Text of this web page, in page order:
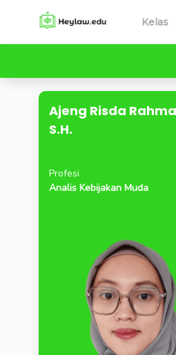
Kelas
Ajeng
Ajeng Risda
S.H.
Profesi
Analis Kebijakan Muda